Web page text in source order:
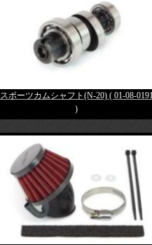
スポーツカムシャフト(N-20) ( 01-08-
)